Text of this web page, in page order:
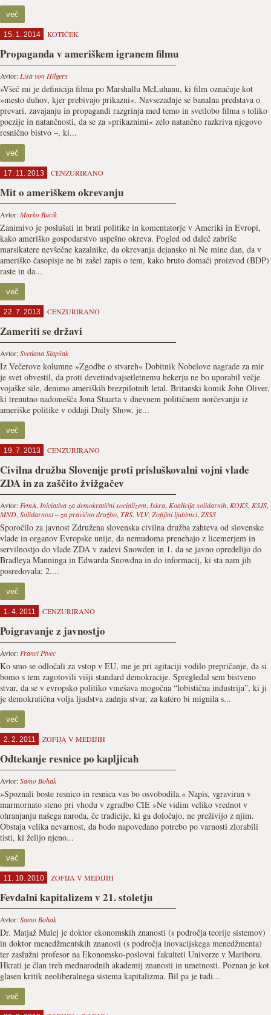
več
15. 1. 2014 KOTIČEK
Propaganda v ameriškem igranem filmu
Avtor: Lisa von Hilgers
»Všeč mi je definicija filma po Marshallu McLuhanu, ki film označuje kot
»mesto duhov, kjer prebivajo prikazni«. Navsezadnje se banalna predstava o
prevari, zavajanju in propagandi razgrinja med temo in svetlobo filma s toliko
poezije in natančnosti, da se za »prikaznimi« zelo natančno razkriva njegovo
resnično bistvo –, ki...
več
17. 11. 2013 CENZURIRANO
Mit o ameriškem okrevanju
Avtor:Marko Bucik
Zanimivo je poslušati in brati politike in komentatorje v Ameriki in Evropi,
kako ameriško gospodarstvo uspešno okreva. Pogled od daleč zabriše
marsikatere nevšečne kazalnike, da okrevanja dejansko ni Ne mine dan, da v
ameriško časopisje ne bi zašel zapis o tem, kako bruto domači proizvod (BDP)
raste in da...
več
22. 7. 2013 CENZURIRANO
Zameriti se državi
Avtor:Svetlana Slapšak
Iz Večerove kolumne »Zgodbe o stvareh« Dobitnik Nobelove nagrade za mir
je svet obvestil, da proti devetindvajsetletnemu hekerju ne bo uporabil večje
vojaške sile, denimo ameriških brezpilotnih letal. Britanski komik John Oliver,
ki trenutno nadomešča Jona Stuarta v dnevnem političnem norčevanju iz
ameriške politike v oddaji Daily Show, je...
več
19. 7. 2013 CENZURIRANO
Civilna družba Slovenije proti prisluškovalni vojni vlade
ZDA in za zaščito žvižgačev
Avtor: FemA, Iniciativa za demokratični socializem, Iskra, Koalicija solidarnih, KOKS, KSJS,
MND, Solidarnost – za pravično družbo, TRS, VLV, Zofijini ljubimci, ZSSS
Sporočilo za javnost Združena slovenska civilna družba zahteva od slovenske
vlade in organov Evropske unije, da nemudoma prenehajo z licemerjem in
servilnostjo do vlade ZDA v zadevi Snowden in 1. da se javno opredelijo do
Bradleya Manninga in Edwarda Snowdna in do informacij, ki sta nam jih
posredovala; 2....
več
1. 4. 2011 CENZURIRANO
Poigravanje z javnostjo
Avtor: Franci Pivec
Ko smo se odločali za vstop v EU, me je pri agitaciji vodilo prepričanje, da si
bomo s tem zagotovili višji standard demokracije. Spregledal sem bistveno
stvar, da se v evropsko politiko vmešava mogočna “lobistična industrija”, ki ji
je demokratična volja ljudstva zadnja stvar, za katero bi mignila s...
več
2. 2. 2011 ZOFIJA V MEDIJIH
Odtekanje resnice po kapljicah
Avtor:Samo Bohak
»Spoznali boste resnico in resnica vas bo osvobodila.« Napis, vgraviran v
marmornato steno pri vhodu v zgradbo CIE »Ne vidim veliko vrednot v
ohranjanju našega naroda, če tradicije, ki ga določajo, ne preživijo z njim.
Obstaja velika nevarnost, da bodo napovedano potrebo po varnosti zlorabili
tisti, ki želijo njeno...
več
11. 10. 2010 ZOFIJA V MEDIJIH
Fevdalni kapitalizem v 21. stoletju
Avtor:Samo Bohak
Dr. Matjaž Mulej je doktor ekonomskih znanosti (s področja teorije sistemov)
in doktor menedžmentskih znanosti (s področja inovacijskega menedžmenta)
ter zaslužni profesor na Ekonomsko-poslovni fakulteti Univerze v Mariboru.
Hkrati je član treh mednarodnih akademij znanosti in umetnosti. Poznan je kot
glasen kritik neoliberalnega sistema kapitalizma. Bil pa je tudi...
več